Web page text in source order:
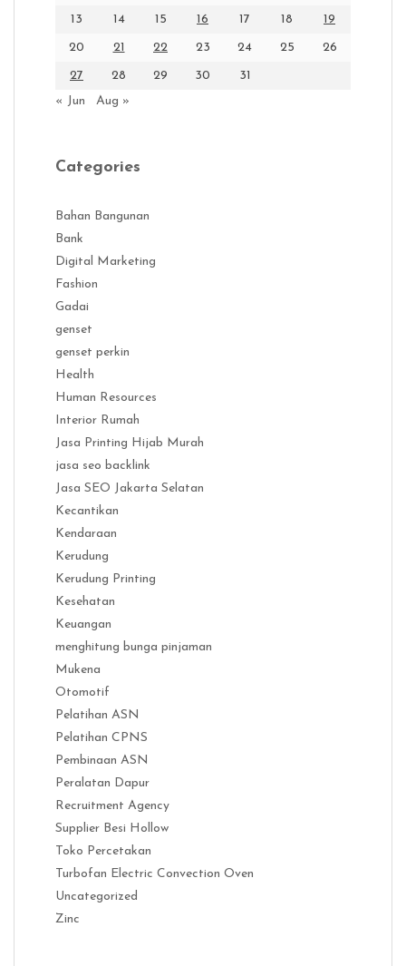
13 14 15 16 17 18 19
20 21 22 23 24 25 26
27 28 29 30
31
« Jun
Aug »
Categories
Bahan Bangunan
Bank
Digital Marketing
Fashion
Gadai
genset
genset perkin
Health
Human Resources
Interior Rumah
Jasa Printing Hijab Murah
jasa seo backlink
Jasa SEO Jakarta Selatan
Kecantikan
Kendaraan
Kerudung
Kerudung Printing
Kesehatan
Keuangan
menghitung bunga pinjaman
Mukena
Otomotif
Pelatihan ASN
Pelatihan CPNS
Pembinaan ASN
Peralatan Dapur
Recruitment Agency
Supplier Besi Hollow
Toko Percetakan
Turbofan Electric Convection Oven
Uncategorized
Zinc